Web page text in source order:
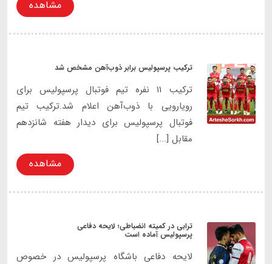
مشاهده
ترکیب پرسپولیس برابر ذوب‌آهن مشخص شد
ترکیب ۱۱ نفره تیم فوتبال پرسپولیس برای
رویارویی با ذوب‌‌آهن اعلام شد.ترکیب تیم
فوتبال پرسپولیس برای دیدار هفته شانزدهم
مقابل [...]
مشاهده
ترابی در کمیته انضباطی؛ لایحه دفاعی
پرسپولیس آماده است
لایحه دفاعی باشگاه پرسپولیس در خصوص